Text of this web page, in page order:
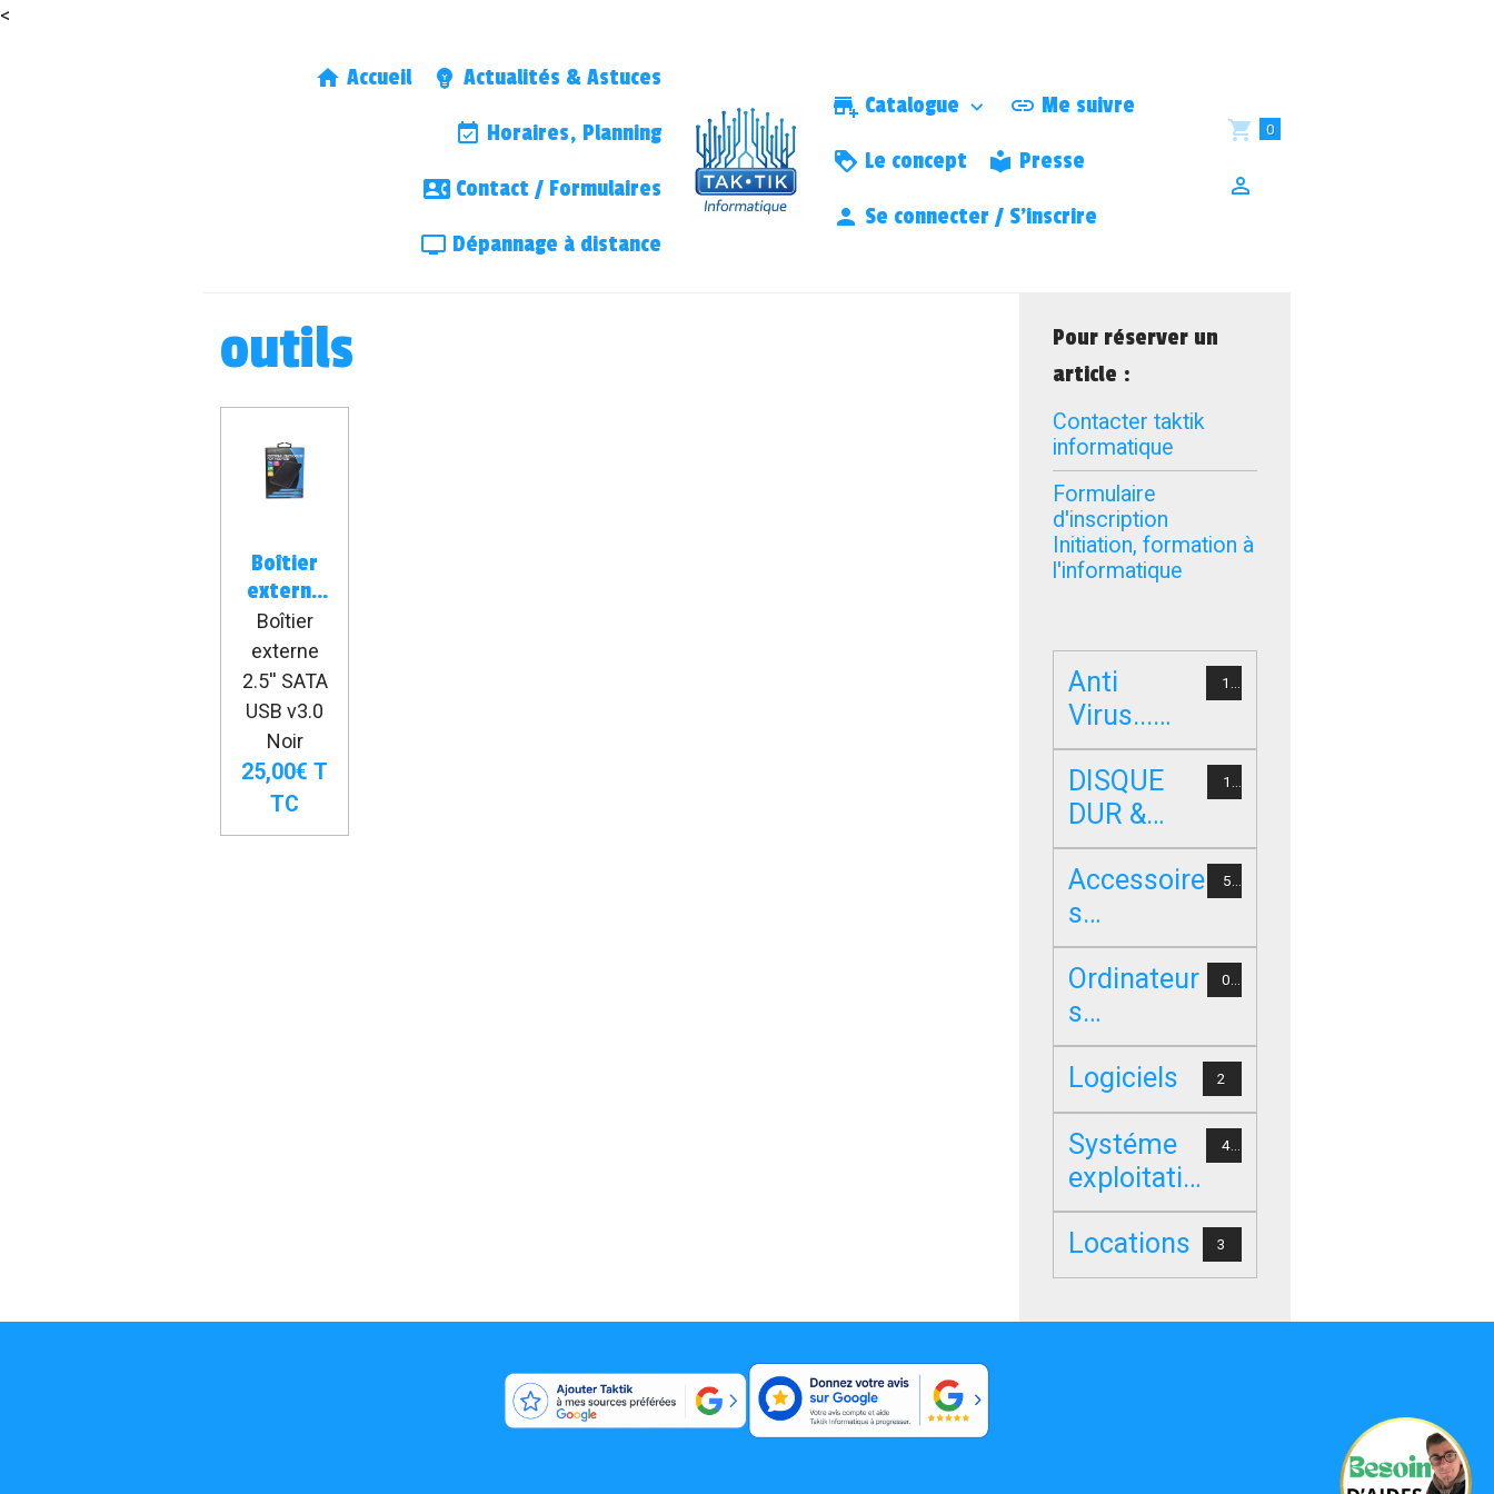
<
Accueil Actualités & Astuces
Horaires, Planning
Contact / Formulaires
Dépannage à distance
Catalogue Me suivre
Le concept Presse
Se connecter / S’inscrire
0
outils
Boîtier
externe
2.5 SATA
USB 3
NOIR
Boîtier
externe
2.5'' SATA
USB v3.0
Noir
25,00€T
TC
Pour réserver un
article :
Contacter taktik
informatique
Formulaire
d'inscription
Initiation, formation à
l'informatique
Anti
Virus...
Sécurité
DISQUE
DUR &
STOCKAG
E
Accessoire
s
Informatiq
ue
Ordinateur
s
d’occasion
Logiciels 2
Systéme
exploitatio
n
4
Locations 3